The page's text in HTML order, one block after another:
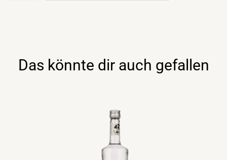
Das könnte dir auch gefallen